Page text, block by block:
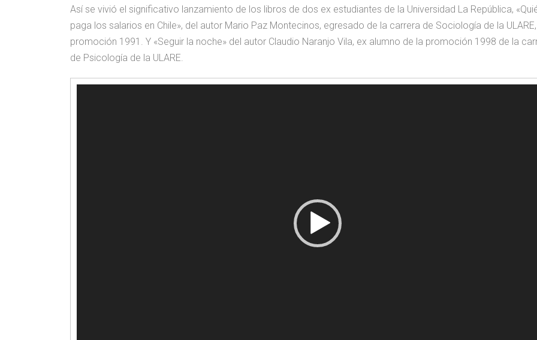
Así se vivió el significativo lanzamiento de los libros de dos ex estudiantes de la Universidad La República,
paga los salarios en Chile», del autor Mario Paz Montecinos, egresado de la carrera de Sociología de la ULARE,
promoción 1991. Y «Seguir la noche» del autor Claudio Naranjo Vila, ex alumno de la promoción 1998 de la
de Psicología de la ULARE.